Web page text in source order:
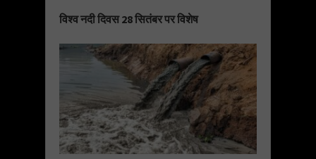
विश्व नदी दिवस 28 सितंबर पर विशेष